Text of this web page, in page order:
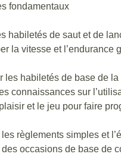
fondamentaux
habiletés de saut et de
la vitesse et l’endurance
les habiletés de base de
connaissances sur
et le jeu pour faire
les règlements simples et
des occasions de base de